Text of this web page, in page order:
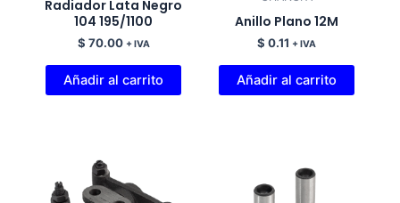
Radiador Lata Negro
104 195/1100
$ 70.00 + IVA
Añadir al carrito
Anillo Plano 12M
$ 0.11 + IVA
Añadir al carrito